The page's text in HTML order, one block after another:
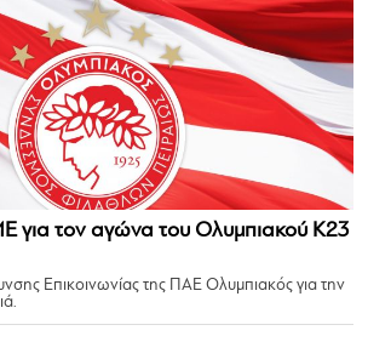
για τον αγώνα του Ολυμπιακού Κ23
Επικοινωνίας της ΠΑΕ Ολυμπιακός για την